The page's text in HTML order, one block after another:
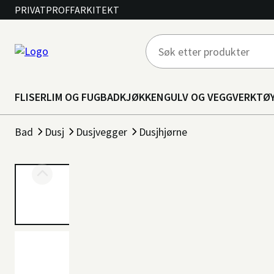
PRIVATPROFFARKITEKT
FLISERLIM OG FUGBADKJØKKENGULV OG VEGG
Bad Dusj Dusjvegger Dusjhjørne